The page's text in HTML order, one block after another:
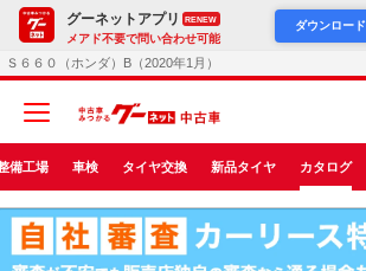
グーネットアプリ RENEW
メアド不要で問い合わせ可能
ダウンロード
Ｓ６６０（ホンダ）B（2020年1月）
備工場 車検 タイヤ交換 新品タイヤ カタログ